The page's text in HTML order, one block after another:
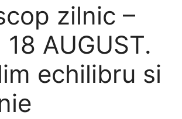
zilnic –
18 AUGUST.
echilibru si